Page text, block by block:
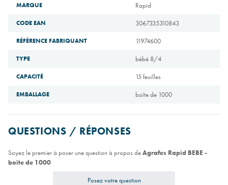
MARQUE Rapid
CODE EAN 3067335310843
RÉFÉRENCE FABRIQUANT 11974600
TYPE bébé 8/4
CAPACITÉ 15 feuilles
EMBALLAGE boîte de 1000
QUESTIONS / RÉPONSES
Soyez le premier à poser une question à propos deAgrafes Rapid BEBE -
boîte de 1000
Posez votre question